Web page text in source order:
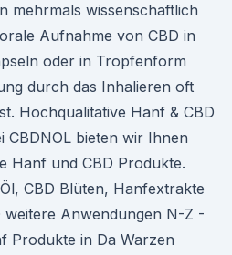
mehrmals wissenschaftlich
Aufnahme von CBD in
oder in Tropfenform
durch das Inhalieren oft
Hochqualitative Hanf & CBD
CBDNOL bieten wir Ihnen
Hanf und CBD Produkte.
CBD Blüten, Hanfextrakte
weitere Anwendungen N-Z -
Produkte in Da Warzen